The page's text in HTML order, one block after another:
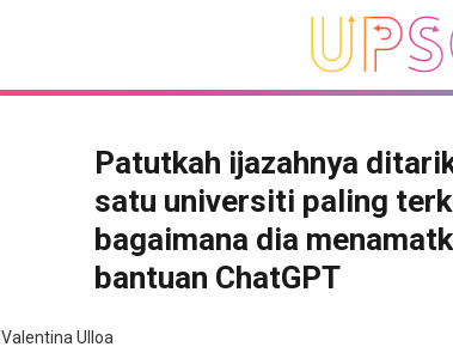
Patutkah ijazahnya
satu universiti paling
bagaimana dia
bantuan ChatGPT
Valentina Ulloa